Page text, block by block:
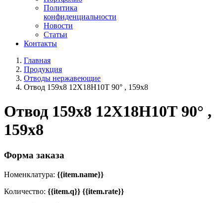
Политика
конфиденциальности
Новости
Статьи
Контакты
Главная
Продукция
Отводы нержавеющие
Отвод 159х8 12Х18Н10Т 90° , 159х8
Отвод 159х8 12Х18Н10Т 90° ,
159х8
Форма заказа
Номенклатура: {{item.name}}
Количество: {{item.q}} {{item.rate}}